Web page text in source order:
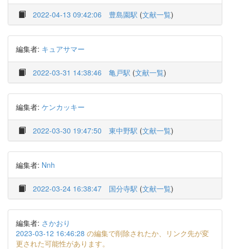
2022-04-13 09:42:06 豊島園駅 (文献一覧)
編集者: キュアサマー
2022-03-31 14:38:46 亀戸駅 (文献一覧)
編集者: ケンカッキー
2022-03-30 19:47:50 東中野駅 (文献一覧)
編集者: Nnh
2022-03-24 16:38:47 国分寺駅 (文献一覧)
編集者: さかおり
2023-03-12 16:46:28 の編集で削除されたか、リンク先が変
更された可能性があります。